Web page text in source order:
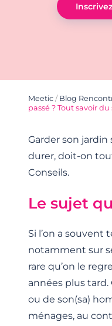
Meetic / Blog
passé ? Tout savoir du
Garder son jardin
durer, doit-on
Conseils.
Le sujet
Si l’on a souvent
notamment sur
rare qu’on le
années plus tard.
ou de son(sa)
ménages, au